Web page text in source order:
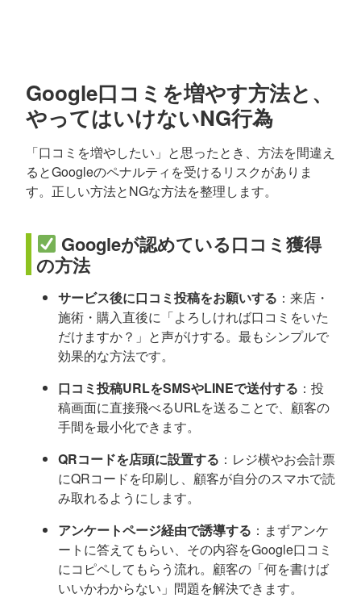
Google口コミを増やす方法と、
やってはいけないNG行為
「口コミを増やしたい」と思ったとき、方法を間違え
るとGoogleのペナルティを受けるリスクがありま
す。正しい方法とNGな方法を整理します。
Googleが認めている口コミ獲得
の方法
サービス後に口コミ投稿をお願いする ：来店・
施術・購入直後に「よろしければ口コミをいた
だけますか？」と声がけする。最もシンプルで
効果的な方法です。
口コミ投稿URLをSMSやLINEで送付する ：投
稿画面に直接飛べるURLを送ることで、顧客の
手間を最小化できます。
QRコードを店頭に設置する ：レジ横やお会計票
にQRコードを印刷し、顧客が自分のスマホで読
み取れるようにします。
アンケートページ経由で誘導する ：まずアンケ
ートに答えてもらい、その内容をGoogle口コミ
にコピペしてもらう流れ。顧客の「何を書けば
いいかわからない」問題を解決できます。